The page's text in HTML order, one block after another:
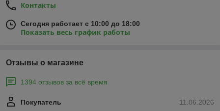
Контакты
Сегодня работает с 10:00 до 18:00
Показать весь график работы
Отзывы о магазине
1394 отзывов за всё время
11.06.2026
Покупатель